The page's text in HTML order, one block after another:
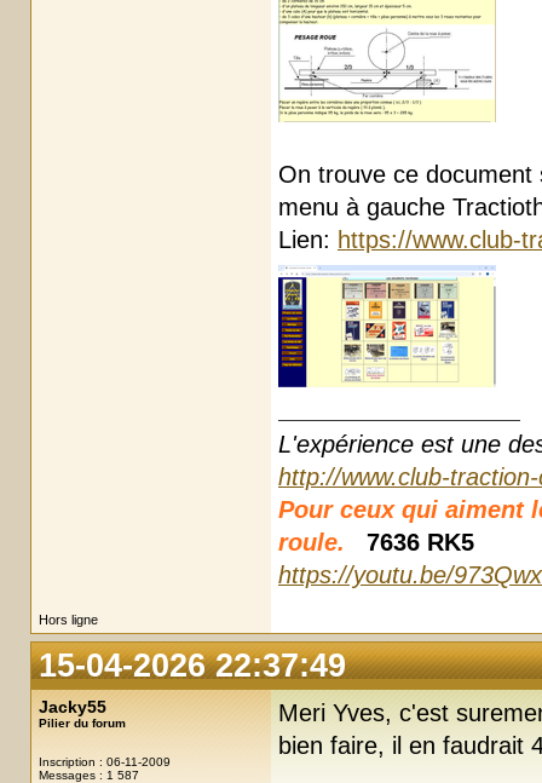
On trouve ce
menu à gauche
Lien: https://www.club-
L'expérience est une
http://www.club-
Pour ceux qui aiment
roule.
7636 RK5
https://youtu.be/
Hors ligne
15-04-2026 22:37:49
Jacky55
Pilier du forum
Inscription : 06-11-2009
Messages : 1 587
Meri Yves, c'est
bien faire, il en faudrait